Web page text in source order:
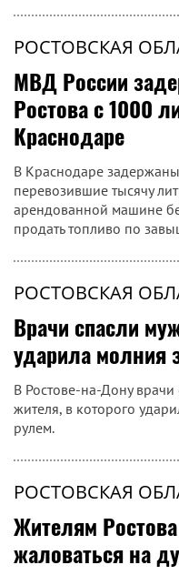
РОСТОВСКАЯ
МВД России
Ростова с 1000
Краснодаре
В Краснодаре
перевозившие тысячу
арендованной машине
продать топливо по
РОСТОВСКАЯ
Врачи спасли
ударила молния
В Ростове-на-Дону врачи
жителя, в которого
рулем.
РОСТОВСКАЯ
Жителям
жаловаться на